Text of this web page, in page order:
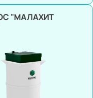
"МАЛАХИТ